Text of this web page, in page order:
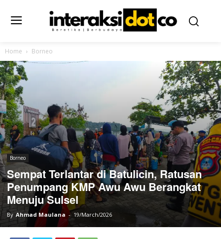
Home Borneo
Borneo
Sempat Terlantar di Batulicin, Ratusan
Penumpang KMP Awu Awu Berangkat
Menuju Sulsel
By Ahmad Maulana - 19/March/2026